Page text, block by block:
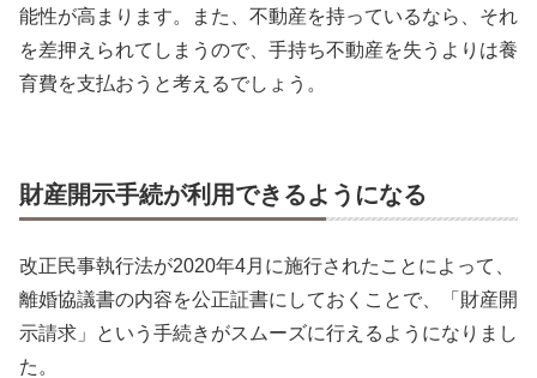
能性が高まります。また、不動産を持っているなら、それ
を差押えられてしまうので、手持ち不動産を失うよりは養
育費を支払おうと考えるでしょう。
財産開示手続が利用できるようになる
改正民事執行法が2020年4月に施行されたことによって、
離婚協議書の内容を公正証書にしておくことで、「財産開
示請求」という手続きがスムーズに行えるようになりまし
た。